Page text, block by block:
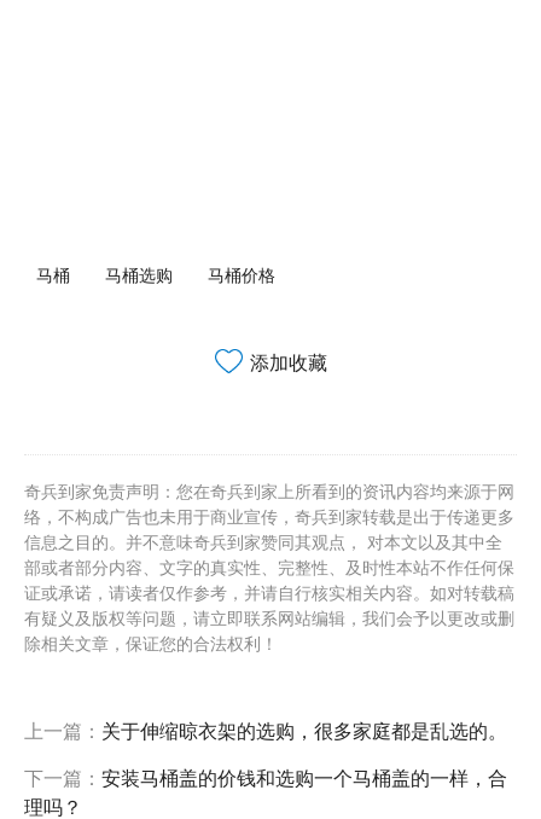
马桶 马桶选购 马桶价格
添加收藏
奇兵到家免责声明：您在奇兵到家上所看到的资讯内容均来源于网
络，不构成广告也未用于商业宣传，奇兵到家转载是出于传递更多
信息之目的。并不意味奇兵到家赞同其观点， 对本文以及其中全
部或者部分内容、文字的真实性、完整性、及时性本站不作任何保
证或承诺，请读者仅作参考，并请自行核实相关内容。如对转载稿
有疑义及版权等问题，请立即联系网站编辑，我们会予以更改或删
除相关文章，保证您的合法权利！
上一篇： 关于伸缩晾衣架的选购，很多家庭都是乱选的。
下一篇： 安装马桶盖的价钱和选购一个马桶盖的一样，合
理吗？